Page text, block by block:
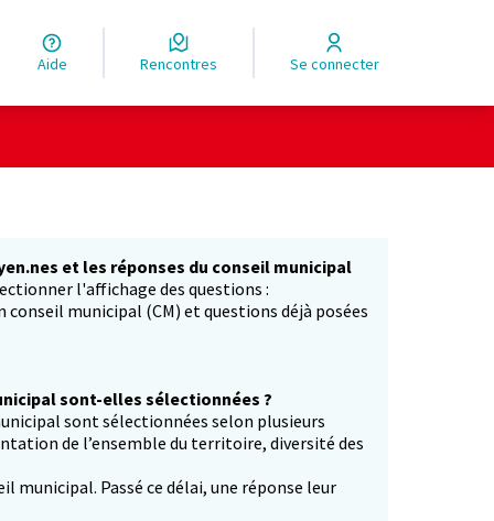
Aide Rencontres Se connecter
et les réponses du conseil municipal
l'affichage des questions :
municipal (CM) et questions déjà posées
sont-elles sélectionnées ?
sont sélectionnées selon plusieurs
de l’ensemble du territoire, diversité des
municipal. Passé ce délai, une réponse leur